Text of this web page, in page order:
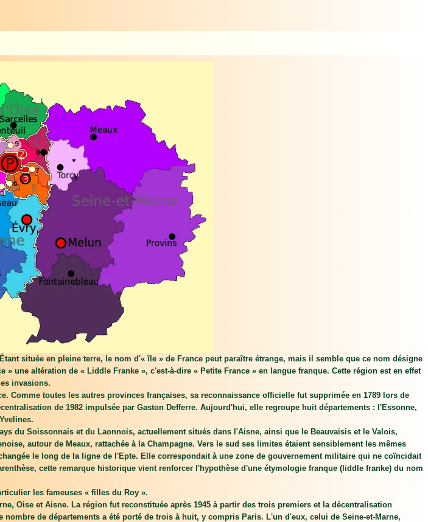
située en pleine terre, le nom d'« île » de France peut paraître étrange, mais il semble que ce nom désigne
une altération de « Liddle Franke », c'est-à-dire « Petite France » en langue franque. Cette région est en effet
invasions.
toutes les autres provinces françaises, sa reconnaissance officielle fut supprimée en 1789 lors de
de 1982 impulsée par Gaston Defferre. Aujourd'hui, elle regroupe huit départements : l'Essonne,
du Soissonnais et du Laonnois, actuellement situés dans l'Aisne, ainsi que le Beauvaisis et le Valois,
autour de Meaux, rattachée à la Champagne. Vers le sud ses limites étaient sensiblement les mêmes
le long de la ligne de l'Epte. Elle correspondait à une zone de gouvernement militaire qui ne coïncidait
cette remarque historique vient renforcer l'hypothèse d'une étymologie franque (liddle franke) du nom
les fameuses « filles du Roy ».
Oise et Aisne. La région fut reconstituée après 1945 à partir des trois premiers et la décentralisation
de départements a été porté de trois à huit, y compris Paris. L'un d'eux, celui de Seine-et-Marne,